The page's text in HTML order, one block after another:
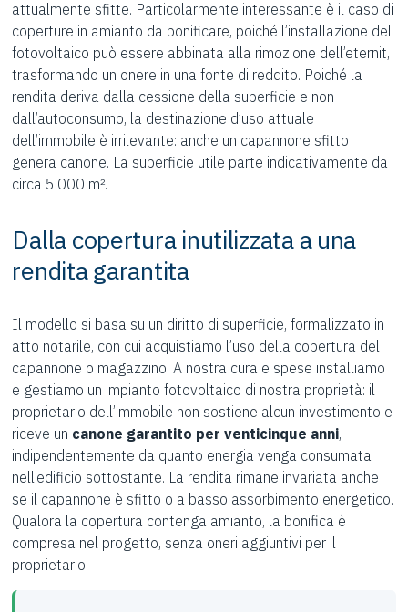
attualmente sfitte. Particolarmente interessante è il caso di
coperture in amianto da bonificare, poiché l’installazione del
fotovoltaico può essere abbinata alla rimozione dell’eternit,
trasformando un onere in una fonte di reddito. Poiché la
rendita deriva dalla cessione della superficie e non
dall’autoconsumo, la destinazione d’uso attuale
dell’immobile è irrilevante: anche un capannone sfitto
genera canone. La superficie utile parte indicativamente da
circa 5.000 m².
Dalla copertura inutilizzata a una
rendita garantita
Il modello si basa su un diritto di superficie, formalizzato in
atto notarile, con cui acquistiamo l’uso della copertura del
capannone o magazzino. A nostra cura e spese installiamo
e gestiamo un impianto fotovoltaico di nostra proprietà: il
proprietario dell’immobile non sostiene alcun investimento e
riceve un canone garantito per venticinque anni,
indipendentemente da quanto energia venga consumata
nell’edificio sottostante. La rendita rimane invariata anche
se il capannone è sfitto o a basso assorbimento energetico.
Qualora la copertura contenga amianto, la bonifica è
compresa nel progetto, senza oneri aggiuntivi per il
proprietario.